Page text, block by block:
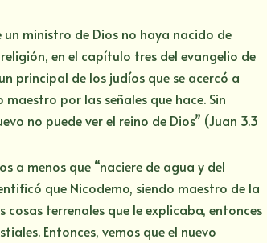
un ministro de Dios no haya nacido de
en el capítulo tres del evangelio de
principal de los judíos que se acercó a
por las señales que hace. Sin
no puede ver el reino de Dios” (Juan 3.3
a menos que “naciere de agua y del
que Nicodemo, siendo maestro de la
cosas terrenales que le explicaba, entonces
Entonces, vemos que el nuevo